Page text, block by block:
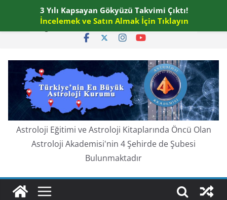
content
Pazartesi, Ağustos 10, 2026
Astroloji Eğitimi ve Astroloji Kitaplarında Öncü Olan
Astroloji Akademisi'nin 4 Şehirde de Şubesi
Bulunmaktadır
3 Yılı Kapsayan Gökyüzü Takvimi Çıktı!
İncelemek ve Satın Almak İçin Tıklayın